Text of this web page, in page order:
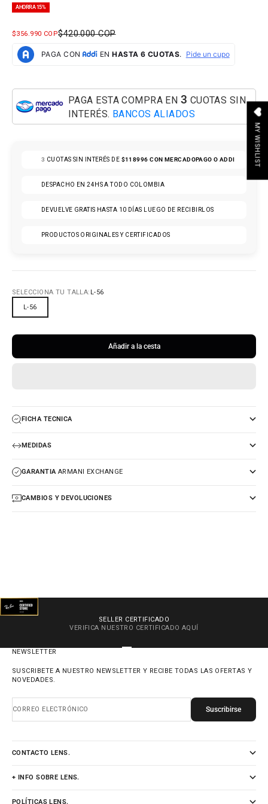
AHORRA 15%
PRECIO DE OFERTA
$356.990 COPPRECIO NORMAL
$420.000 COP
PAGA ESTA COMPRA EN 3 CUOTAS SIN
INTERÉS. BANCOS ALIADOS
3 CUOTAS SIN INTERÉS DE $118996CON MERCADOPAGO O ADDI
DESPACHO EN 24HS A TODO COLOMBIA
DEVUELVE GRATIS HASTA 10 DÍAS LUEGO DE RECIBIRLOS
PRODUCTOS ORIGINALES Y CERTIFICADOS
SELECCIONA TU TALLA: L-56
L-56
Añadir a la cesta
FICHA TECNICA
MEDIDAS
GARANTIAARMANI EXCHANGE
CAMBIOS Y DEVOLUCIONES
SELLER CERTIFICADO
VERIFICA NUESTRO CERTIFICADO AQUÍ
NEWSLETTER
SUSCRIBETE A NUESTRO NEWSLETTER Y RECIBE TODAS LAS OFERTAS Y
NOVEDADES.
CORREO ELECTRÓNICO Suscribirse
CONTACTO LENS.
+ INFO SOBRE LENS.
POLÍTICAS LENS.
MY WISHLIST